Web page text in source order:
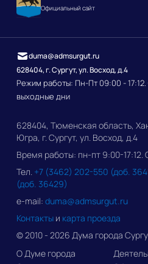
Официальный сайт
628404, г. Сургут, ул. Восход, д.4
Режим работы: Пн-Пт 09:00 -
выходные дни
duma@admsurgut.ru
628404, Тюменская область,
Югра, г. Сургут, ул. Восход, д.4
Время работы: пн-пт 9:00-17:12.
Тел. +7 (3462) 202-550 (доб.
(доб. 36429)
e-mail: duma@admsurgut.ru
Контакты и карта проезда
© 2010 - 2026 Дума города
О Думе города